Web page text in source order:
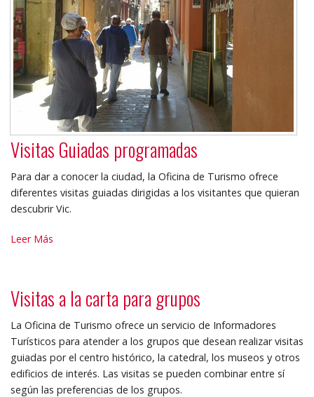
Visitas Guiadas programadas
Para dar a conocer la ciudad, la Oficina de Turismo ofrece
diferentes visitas guiadas dirigidas a los visitantes que quieran
descubrir Vic.
Visitas
Leer Más
Visitas a la carta para grupos
La Oficina de Turismo ofrece un servicio de Informadores
Turísticos para atender a los grupos que desean realizar visitas
guiadas por el centro histórico, la catedral, los museos y otros
edificios de interés. Las visitas se pueden combinar entre sí
según las preferencias de los grupos.